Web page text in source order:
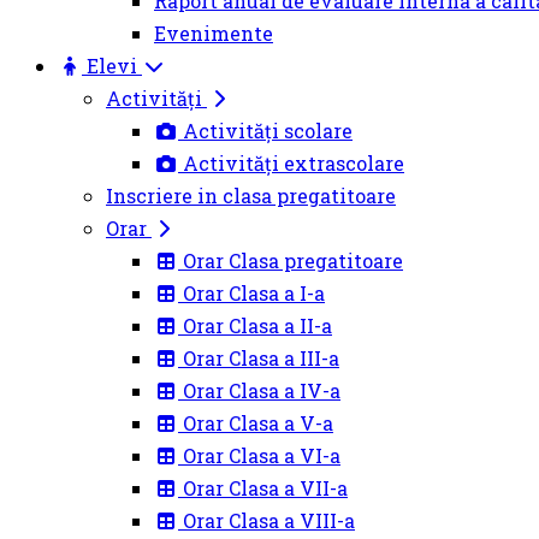
Evenimente
Elevi
Activități
Activități scolare
Activități extrascolare
Inscriere in clasa pregatitoare
Orar
Orar Clasa pregatitoare
Orar Clasa a I-a
Orar Clasa a II-a
Orar Clasa a III-a
Orar Clasa a IV-a
Orar Clasa a V-a
Orar Clasa a VI-a
Orar Clasa a VII-a
Orar Clasa a VIII-a